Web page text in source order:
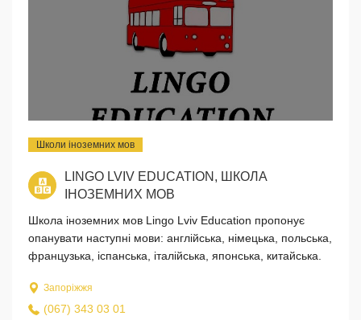
Школи іноземних мов
LINGO LVIV EDUCATION, ШКОЛА
ІНОЗЕМНИХ МОВ
Школа іноземних мов Lingo Lviv Education пропонує
опанувати наступні мови: англійська, німецька, польська,
французька, іспанська, італійська, японська, китайська.
Запоріжжя
(067) 343 03 01